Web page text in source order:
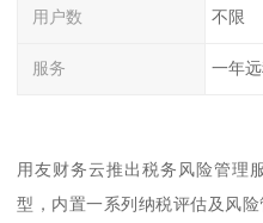
用户数 不限
服务 一年
用友财务云推出税务风险管理
型，内置一系列纳税评估及风